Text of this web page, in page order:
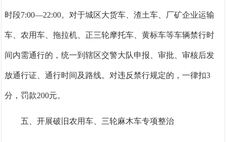
时段7:00—22:00。对于城区大货车、渣土车、厂矿企业运输
车、农用车、拖拉机、正三轮摩托车、黄标车等车辆禁行时
间内需通行的，统一到辖区交警大队申报、审批、审核后发
放通行证、通行时间及路线。对违反禁行规定的，一律扣3
分，罚款200元。
五、开展破旧农用车、三轮麻木车专项整治